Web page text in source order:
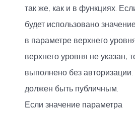
так же, как и в функциях.
будет использовано
в параметре верхнего
верхнего уровня не указан,
выполнено без
должен быть публичным.
Если значение параметра